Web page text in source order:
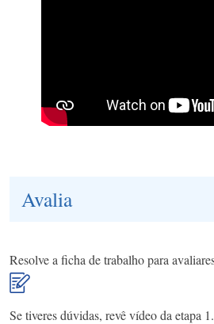
Avalia
Resolve a ficha de trabalho para
Se tiveres dúvidas, revê vídeo da etapa 1.